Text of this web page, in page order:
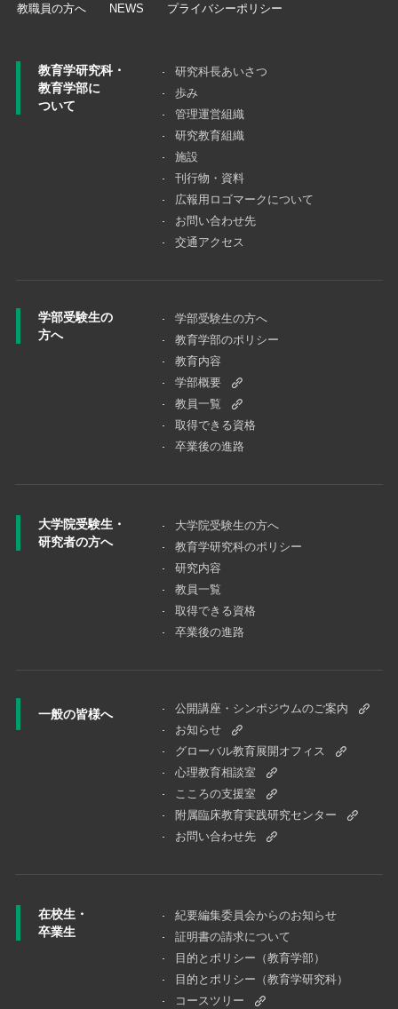
教職員の方へ
NEWS プライバシーポリシー
教育学研究科・
教育学部に
ついて
研究科長あいさつ
歩み
管理運営組織
研究教育組織
施設
刊行物・資料
広報用ロゴマークについて
お問い合わせ先
交通アクセス
学部受験生の
方へ
学部受験生の方へ
教育学部のポリシー
教育内容
学部概要
教員一覧
取得できる資格
卒業後の進路
大学院受験生・
研究者の方へ
大学院受験⽣の⽅へ
教育学研究科のポリシー
研究内容
教員一覧
取得できる資格
卒業後の進路
一般の皆様へ
公開講座・シンポジウムのご案内
お知らせ
グローバル教育展開オフィス
心理教育相談室
こころの支援室
附属臨床教育実践研究センター
お問い合わせ先
在校生・
卒業生
紀要編集委員会からのお知らせ
証明書の請求について
目的とポリシー（教育学部）
目的とポリシー（教育学研究科）
コースツリー